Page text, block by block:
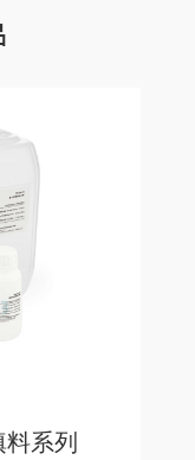
系列